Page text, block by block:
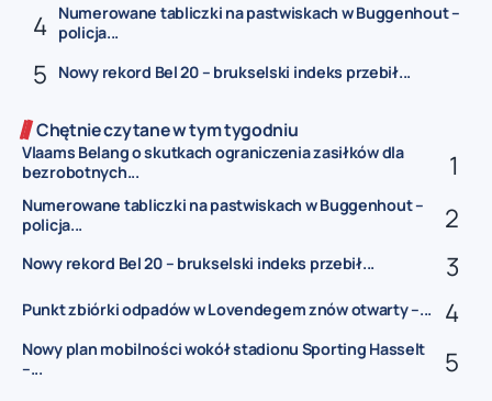
Numerowane tabliczki na pastwiskach w Buggenhout –
policja...
Nowy rekord Bel 20 – brukselski indeks przebił...
Chętnie czytane w tym tygodniu
Vlaams Belang o skutkach ograniczenia zasiłków dla
bezrobotnych...
Numerowane tabliczki na pastwiskach w Buggenhout –
policja...
Nowy rekord Bel 20 – brukselski indeks przebił...
Punkt zbiórki odpadów w Lovendegem znów otwarty –...
Nowy plan mobilności wokół stadionu Sporting Hasselt
–...